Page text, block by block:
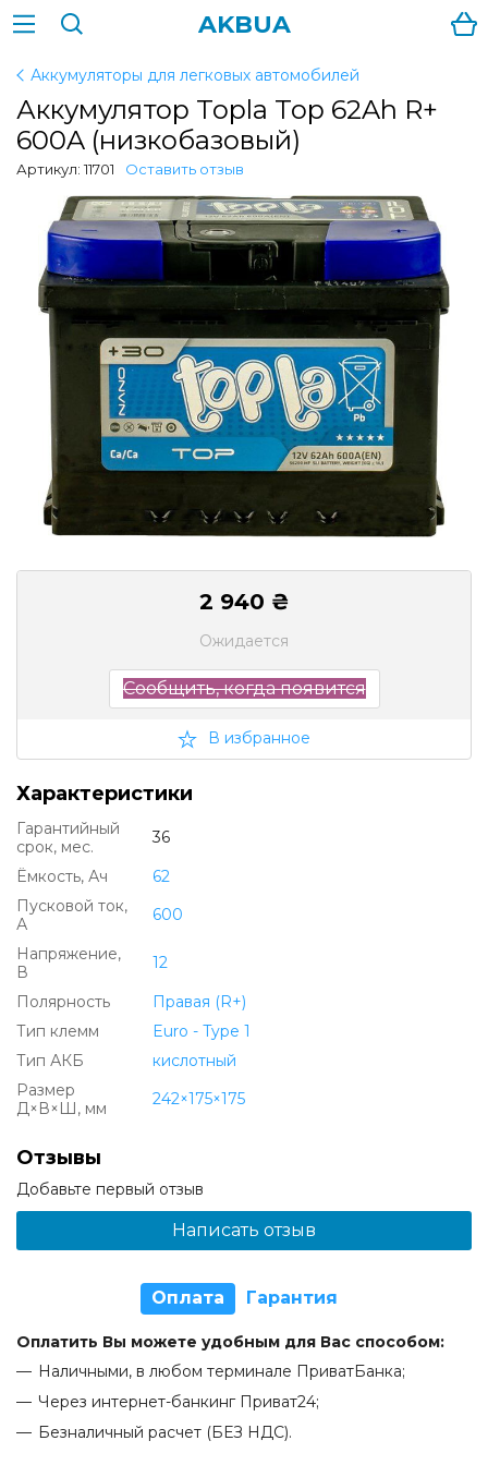
Аккумуляторы для легковых автомобилей
Аккумулятор Topla Top 62Ah R+
600A (низкобазовый)
Артикул: 11701 Оставить отзыв
2 940 ₴
Ожидается
Сообщить, когда появится
В избранное
Характеристики
Гарантийный
срок, мес.
36
Ëмкость, Ач
62
Пусковой ток,
А
600
Напряжение,
В
12
Полярность
Правая (R+)
Тип клемм
Euro - Type 1
Тип АКБ
кислотный
Размер
Д×В×Ш, мм
242×175×175
Отзывы
Добавьте первый отзыв
Написать отзыв
Оплата Гарантия
Оплатить Вы можете удобным для Вас способом:
Наличными, в любом терминале ПриватБанка;
Через интернет-банкинг Приват24;
Безналичный расчет (БЕЗ НДС).
AKBUA